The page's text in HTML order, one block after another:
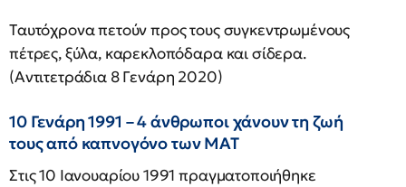
Tαυτόχρονα πετούν προς τους συγκεντρωμένους
πέτρες, ξύλα, καρεκλοπόδαρα και σίδερα.
(Αντιτετράδια 8 Γενάρη 2020)
10 Γενάρη 1991 – 4 άνθρωποι χάνουν τη ζωή
τους από καπνογόνο των ΜΑΤ
Στις 10 Ιανουαρίου 1991 πραγματοποιήθηκε